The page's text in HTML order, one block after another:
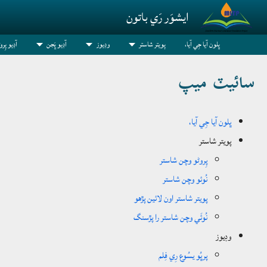
Skip to main content ايشوَر رَي باتون
ڀلون آيا جِي آيا، پویتر شاستر وڊيوز آڊيو ڀَجن آڊيو
سائيٽ ميپ
ڀلون آيا جِي آيا،
پویتر شاستر
پِروڻو وچن شاستر
نُوئو وچن شاستر
پويتر شاستر اون لائين پڙھو
نُوئَي وچن شاستر را پڙسنگ
وڊيوز
پرڀُو يسُوع رِي فِلم